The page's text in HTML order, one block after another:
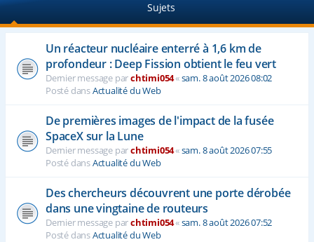
Sujets
Un réacteur nucléaire enterré à 1,6 km de
profondeur : Deep Fission obtient le feu vert
Dernier message parchtimi054«sam. 8 août 2026 08:02
Posté dansActualité du Web
De premières images de l'impact de la fusée
SpaceX sur la Lune
Dernier message parchtimi054«sam. 8 août 2026 07:55
Posté dansActualité du Web
Des chercheurs découvrent une porte dérobée
dans une vingtaine de routeurs
Dernier message parchtimi054«sam. 8 août 2026 07:52
Posté dansActualité du Web